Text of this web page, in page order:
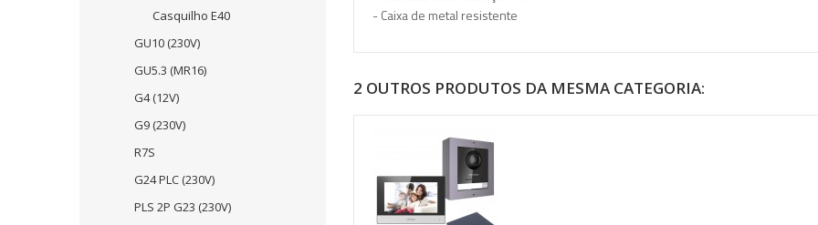
Casquilho E40
GU10 (230V)
GU5.3 (MR16)
G4 (12V)
G9 (230V)
R7S
G24 PLC (230V)
PLS 2P G23 (230V)
- Caixa de metal resistente
2 OUTROS PRODUTOS DA MESMA CATEGORIA: